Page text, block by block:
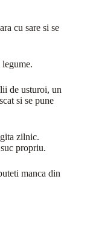
cu sare si se
de usturoi, un
si se pune
zilnic.
propriu.
manca din